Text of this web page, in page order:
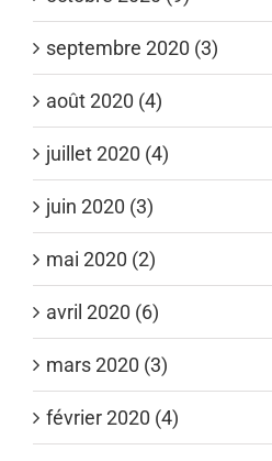
septembre 2020 (3)
août 2020 (4)
juillet 2020 (4)
juin 2020 (3)
mai 2020 (2)
avril 2020 (6)
mars 2020 (3)
février 2020 (4)